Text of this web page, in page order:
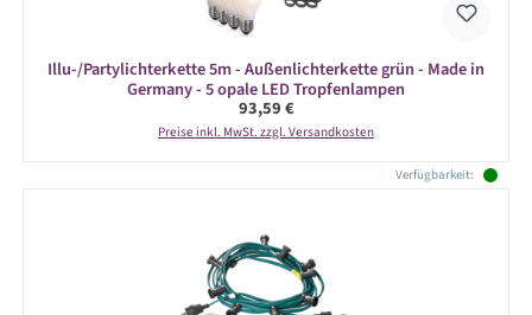
Illu-/Partylichterkette 5m - Außenlichterkette grün - Made in
Germany - 5 opale LED Tropfenlampen
Regulärer Preis:
93,59 €
Preise inkl. MwSt. zzgl. Versandkosten
Verfügbarkeit: